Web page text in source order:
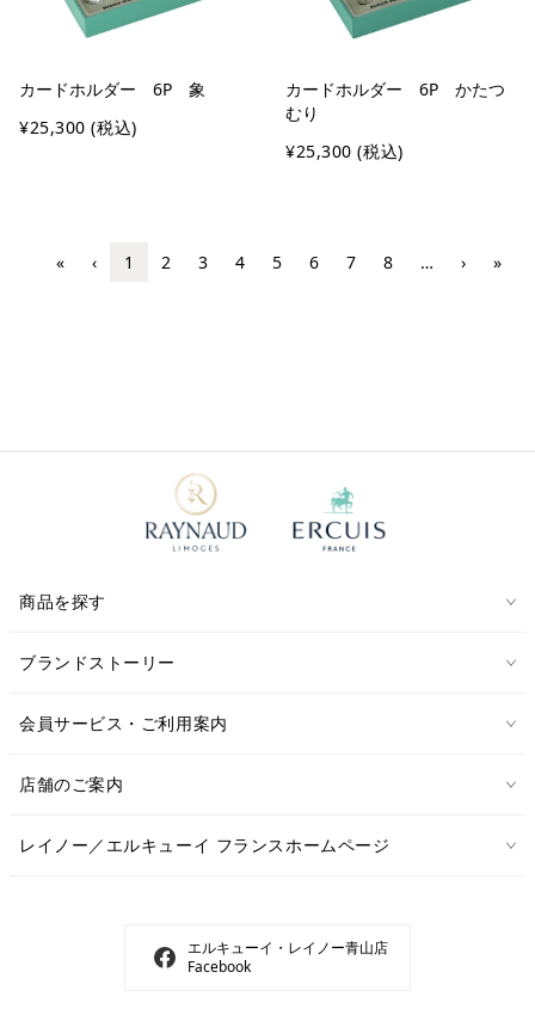
カードホルダー 6P 象
¥25,300 (税込)
カードホルダー 6P かたつ
むり
¥25,300 (税込)
« ‹ 1 2 3 4 5 6 7 8 … › »
商品を探す
ブランドストーリー
会員サービス・ご利用案内
店舗のご案内
レイノー／エルキューイ フランスホームページ
エルキューイ・レイノー青山店
Facebook